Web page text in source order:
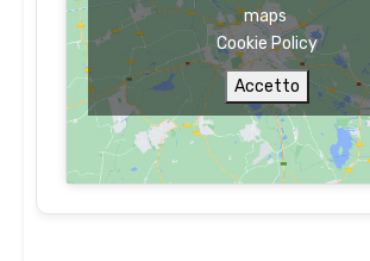
maps
Cookie Policy
Accetto